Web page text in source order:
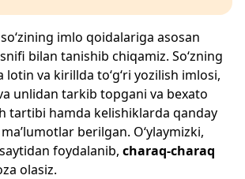
so‘zining imlo qoidalariga asosan
bilan tanishib chiqamiz. So‘zning
lotin va kirillda to‘g‘ri yozilish imlosi,
unlidan tarkib topgani va bexato
tartibi hamda kelishiklarda qanday
berilgan. O‘ylaymizki,
saytidan foydalanib, charaq-charaq
olasiz.